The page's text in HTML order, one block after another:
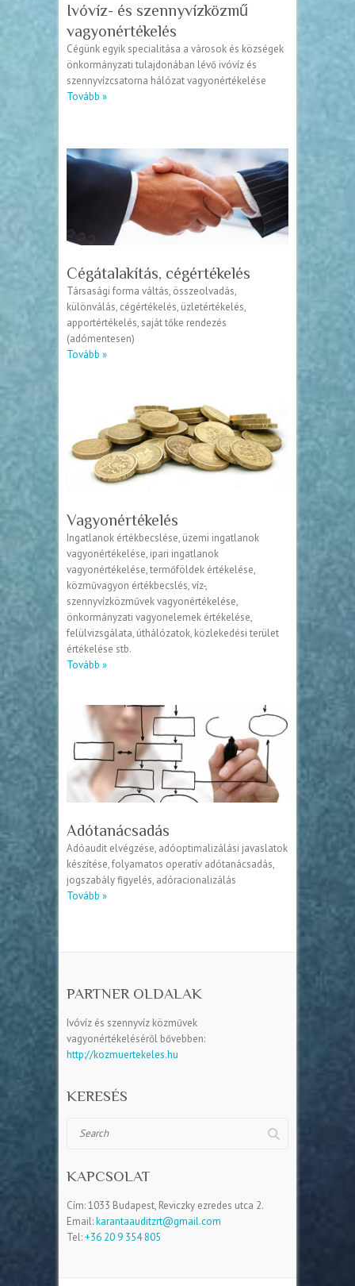
Ivóvíz- és szennyvízközmű
vagyonértékelés
Cégünk egyik specialitása a városok és községek
önkormányzati tulajdonában lévő ivóvíz és
szennyvízcsatorna hálózat vagyonértékelése
Tovább »
Cégátalakítás, cégértékelés
Társasági forma váltás, összeolvadás,
különválás, cégértékelés, üzletértékelés,
apportértékelés, saját tőke rendezés
(adómentesen)
Tovább »
Vagyonértékelés
Ingatlanok értékbecslése, üzemi ingatlanok
vagyonértékelése, ipari ingatlanok
vagyonértékelése, termőföldek értékelése,
közművagyon értékbecslés, víz-,
szennyvízközművek vagyonértékelése,
önkormányzati vagyonelemek értékelése,
felülvizsgálata, úthálózatok, közlekedési terület
értékelése stb.
Tovább »
Adótanácsadás
Adóaudit elvégzése, adóoptimalizálási javaslatok
készítése, folyamatos operatív adótanácsadás,
jogszabály figyelés, adóracionalizálás
Tovább »
PARTNER OLDALAK
Ivóvíz és szennyvíz közművek
vagyonértékeléséről bővebben:
http://kozmuertekeles.hu
KERESÉS
KAPCSOLAT
Cím: 1033 Budapest, Reviczky ezredes utca 2.
Email:karantaauditzrt@gmail.com
Tel:+36 20 9 354 805